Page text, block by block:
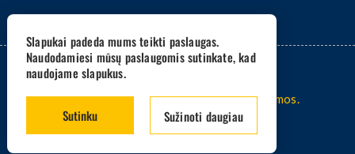
2026 www.eksetas.lt. Visos teisės saugomos.
Sistema -nopCommerce
Slapukai padeda mums teikti paslaugas.
Naudodamiesi mūsų paslaugomis sutinkate, kad
naudojame slapukus.
Sutinku Sužinoti daugiau